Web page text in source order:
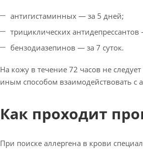
антигистаминных — за 5 дней;
трициклических
бензодиазепинов — за 7 суток.
На кожу в течение 72 часов не
иным способом взаимодействовать с
Как проходит
При поиске аллергена в крови